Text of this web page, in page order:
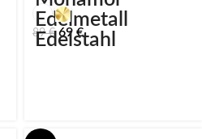
89€ 69 €